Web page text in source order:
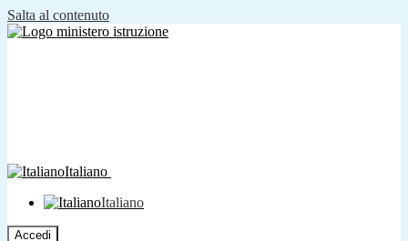
Salta al contenuto
Italiano
Italiano
Accedi